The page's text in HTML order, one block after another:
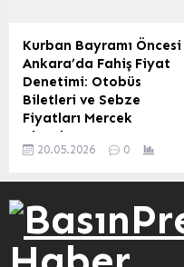
farkındalığını artırmak
amacıyla bir iş birliği
protokolü imzalandı. Bu
protokol, Jandarma Genel
Komutanlığı’nın faaliyet
alanına giren konularda
kişisel verilerin korunmasını
Kurban Bayramı Öncesi
Ankara’da Fahiş Fiyat
Denetimi: Otobüs
Biletleri ve Sebze
Fiyatları Mercek
Altında
Ankara Ticaret İl
genelindeki otobüs
terminalleri ve sebze-
meyve hallerinde kapsamlı
20.05.2026 0